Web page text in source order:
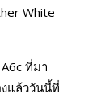
White
ที่มา
แล้ววันนี้ที่